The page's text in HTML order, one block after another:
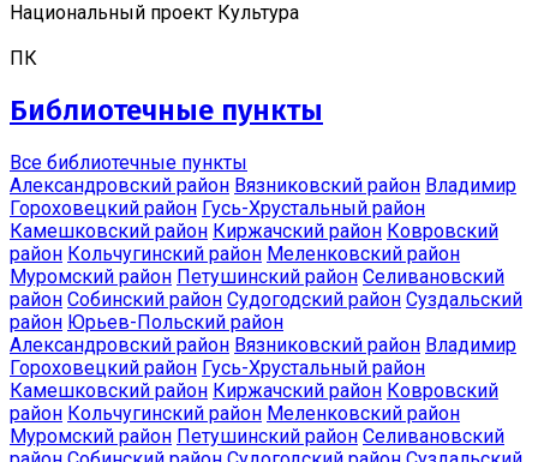
Национальный проект Культура
ПК
Библиотечные пункты
Все библиотечные пункты
Александровский район Вязниковский район Владимир
Гороховецкий район Гусь-Хрустальный район
Камешковский район Киржачский район Ковровский
район Кольчугинский район Меленковский район
Муромский район Петушинский район Селивановский
район Собинский район Судогодский район Суздальский
район Юрьев-Польский район
Александровский район Вязниковский район Владимир
Гороховецкий район Гусь-Хрустальный район
Камешковский район Киржачский район Ковровский
район Кольчугинский район Меленковский район
Муромский район Петушинский район Селивановский